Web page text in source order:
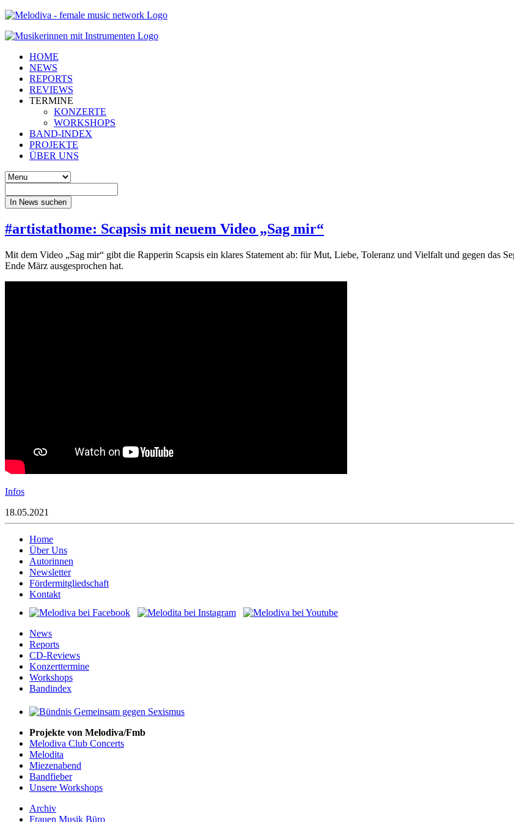
HOME
NEWS
REPORTS
REVIEWS
TERMINE
KONZERTE
WORKSHOPS
BAND-INDEX
PROJEKTE
ÜBER UNS
In News suchen
#artistathome: Scapsis mit neuem Video „Sag mir“
Mit dem Video „Sag mir“ gibt die Rapperin Scapsis ein klares Statement ab: für Mut, Liebe, Toleranz und Vielfalt und gegen das
Ende März ausgesprochen hat.
Infos
18.05.2021
Home
Über Uns
Autorinnen
Newsletter
Fördermitgliedschaft
Kontakt
News
Reports
CD-Reviews
Konzerttermine
Workshops
Bandindex
Projekte von Melodiva/Fmb
Melodiva Club Concerts
Melodita
Miezenabend
Bandfieber
Unsere Workshops
Archiv
Frauen Musik Büro